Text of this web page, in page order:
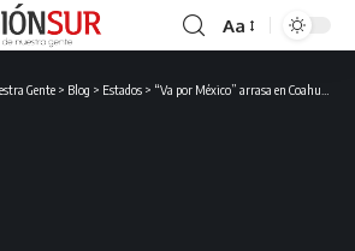
Aa
Gente > Blog > Estados > “Va por México” arrasa en Coahuila y Manolo Jiménez es el virtual gobernador electo de Coahuila.